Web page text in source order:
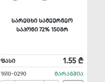
ᲡᲐᲠᲔᲪᲮᲘ ᲡᲐᲛᲔᲣᲠᲜᲔᲝ
ᲡᲐᲞᲝᲜᲘ 72% 150ᲒᲠ
ᲤᲐᲡᲘ 1.55 ₾
1610-0290 ᲛᲐᲠᲐᲒᲨᲘᲐ